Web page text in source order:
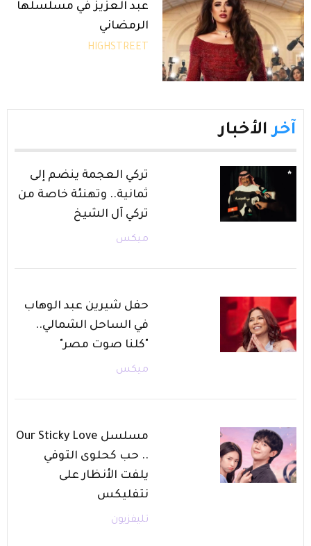
عبد العزيز في مسلسلها
الرمضاني
HIGHSTREET
آخر الأخبار
تركي العجمة ينضم إلى
ثمانية.. وتهنئة خاصة من
تركي آل الشيخ
ميكس
حفل شيرين عبد الوهاب
في الساحل الشمالي..
"كلنا صوت مصر"
ميكس
مسلسل Our Sticky Love
.. حب كحلوى التوفي
يلفت الأنظار على
نتفليكس
تليفزيون